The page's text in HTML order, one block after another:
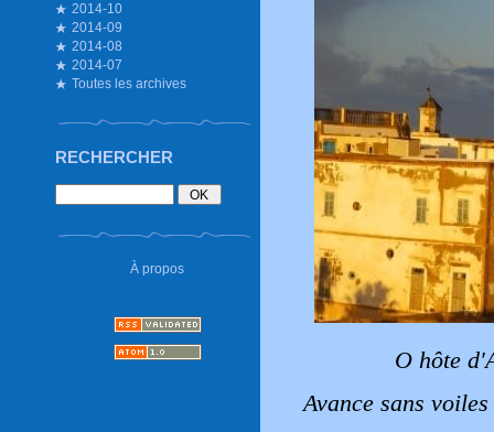
2014-10
2014-09
2014-08
2014-07
Toutes les archives
RECHERCHER
À propos
O hôte
Avance sans